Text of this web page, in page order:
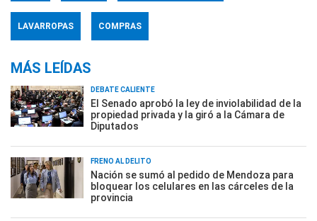
LAVARROPAS COMPRAS
MÁS LEÍDAS
DEBATE CALIENTE
El Senado aprobó la ley de inviolabilidad de la
propiedad privada y la giró a la Cámara de
Diputados
FRENO AL DELITO
Nación se sumó al pedido de Mendoza para
bloquear los celulares en las cárceles de la
provincia